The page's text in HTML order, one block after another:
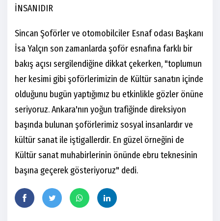
İNSANIDIR
Sincan Şoförler ve otomobilciler Esnaf odası Başkanı
İsa Yalçın son zamanlarda şoför esnafına farklı bir
bakış açısı sergilendiğine dikkat çekerken, "toplumun
her kesimi gibi şoförlerimizin de Kültür sanatın içinde
olduğunu bugün yaptığımız bu etkinlikle gözler önüne
seriyoruz. Ankara'nın yoğun trafiğinde direksiyon
başında bulunan şoförlerimiz sosyal insanlardır ve
kültür sanat ile iştigallerdir. En güzel örneğini de
Kültür sanat muhabirlerinin önünde ebru teknesinin
başına geçerek gösteriyoruz" dedi.